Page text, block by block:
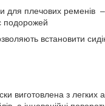
для плечових ременів
подорожей
встановити
виготовлена ​​з легких